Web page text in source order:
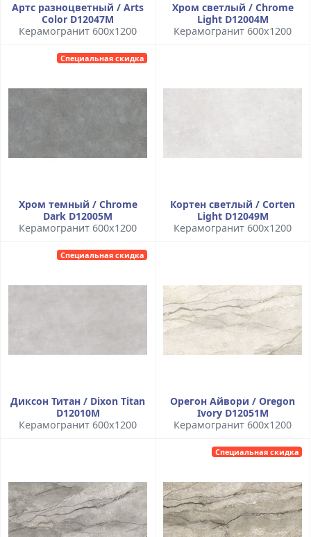
Артс разноцветный / Arts
Color D12047M
Керамогранит 600x1200
Хром светлый / Chrome
Light D12004M
Керамогранит 600x1200
Специальная скидка
Хром темный / Chrome
Dark D12005M
Керамогранит 600x1200
Кортен светлый / Corten
Light D12049M
Керамогранит 600x1200
Специальная скидка
Диксон Титан / Dixon Titan
D12010M
Керамогранит 600x1200
Орегон Айвори / Oregon
Ivory D12051M
Керамогранит 600x1200
Специальная скидка